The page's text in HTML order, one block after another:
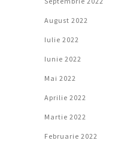
August 2022
Iulie 2022
Iunie 2022
Mai 2022
Aprilie 2022
Martie 2022
Februarie 2022